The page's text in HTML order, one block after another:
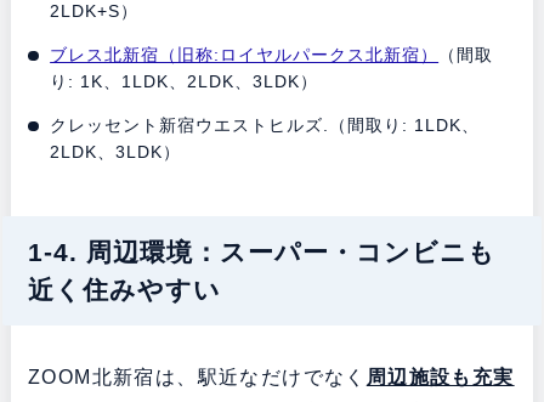
2LDK+S）
ブレス北新宿（旧称:ロイヤルパークス北新宿）
（間取
り: 1K、1LDK、2LDK、3LDK）
クレッセント新宿ウエストヒルズ.（間取り: 1LDK、
2LDK、3LDK）
1-4. 周辺環境：スーパー・コンビニも
近く住みやすい
ZOOM北新宿は、駅近なだけでなく 周辺施設も充実